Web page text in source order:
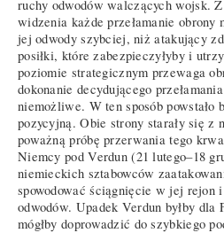
ruchy odwodów walczących wojsk.
widzenia każde przełamanie obrony
jej odwody szybciej, niż atakujący
posiłki, które zabezpieczyłyby i
poziomie strategicznym przewaga
dokonanie decydującego
niemożliwe. W ten sposób powstało
pozycyjną. Obie strony starały się z
poważną próbę przerwania tego
Niemcy pod Verdun (21 lutego–18
niemieckich sztabowców
spowodować ściągnięcie w jej rejon
odwodów. Upadek Verdun byłby
mógłby doprowadzić do szybkiego